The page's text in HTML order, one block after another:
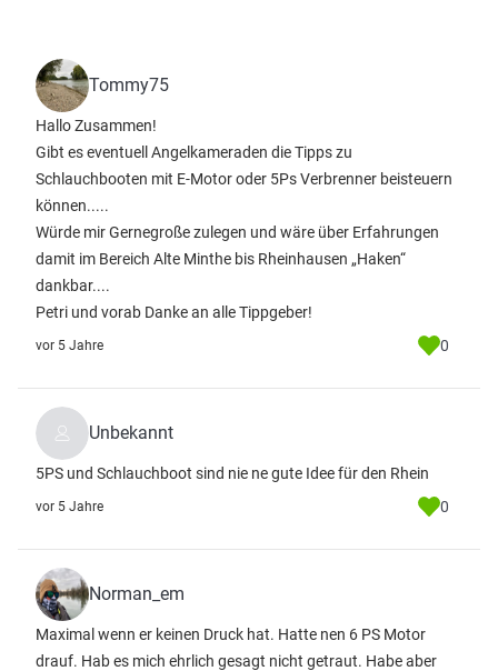
Tommy75
Hallo Zusammen!
Gibt es eventuell Angelkameraden die Tipps zu
Schlauchbooten mit E-Motor oder 5Ps Verbrenner beisteuern
können.....
Würde mir Gernegroße zulegen und wäre über Erfahrungen
damit im Bereich Alte Minthe bis Rheinhausen „Haken“
dankbar....
Petri und vorab Danke an alle Tippgeber!
vor 5 Jahre 0
Unbekannt
5PS und Schlauchboot sind nie ne gute Idee für den Rhein
vor 5 Jahre 0
Norman_em
Maximal wenn er keinen Druck hat. Hatte nen 6 PS Motor
drauf. Hab es mich ehrlich gesagt nicht getraut. Habe aber